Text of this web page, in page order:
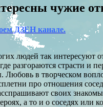
чужие
ДЗЕН канале.
людей так
разгораются страсти и
в творческом
про отношения
своих
а то и о соседях или